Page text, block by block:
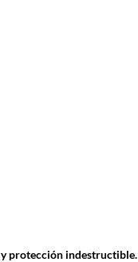
y protección indestructible.